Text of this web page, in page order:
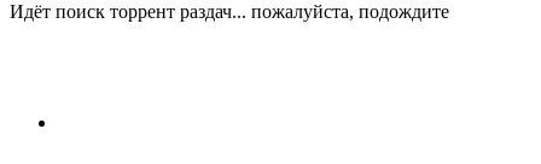
Идёт поиск торрент раздач... пожалуйста, подождите